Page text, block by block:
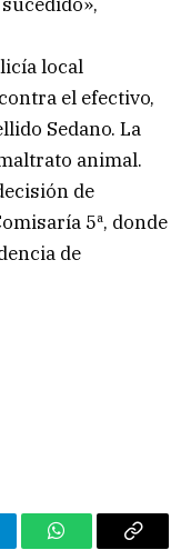
local
el efectivo,
Sedano. La
animal.
de
5ª, donde
de